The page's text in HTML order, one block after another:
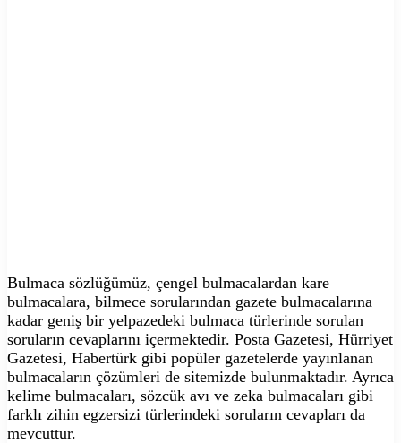
Bulmaca sözlüğümüz, çengel bulmacalardan kare
bulmacalara, bilmece sorularından gazete bulmacalarına
kadar geniş bir yelpazedeki bulmaca türlerinde sorulan
soruların cevaplarını içermektedir. Posta Gazetesi, Hürriyet
Gazetesi, Habertürk gibi popüler gazetelerde yayınlanan
bulmacaların çözümleri de sitemizde bulunmaktadır. Ayrıca
kelime bulmacaları, sözcük avı ve zeka bulmacaları gibi
farklı zihin egzersizi türlerindeki soruların cevapları da
mevcuttur.